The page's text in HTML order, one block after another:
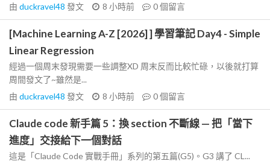
由 duckravel48 發文 8 小時前 0個留言
[Machine Learning A-Z [2026] ] 學習筆記 Day4 - Simple
Linear Regression
經過一個周末發現需要一些調整XD 周末反而比較忙碌，以後就打算
周間發文了~雖然是...
由 duckravel48 發文 8 小時前 0個留言
Claude code 新手篇 5：換 section 不斷線 — 把「當下
進度」交接給下一個對話
這是「Claude Code 實戰手冊」系列的第五篇(G5)。G3 講了 CL...